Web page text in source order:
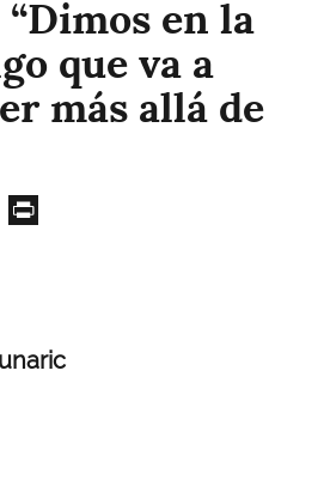
“Dimos en la
que va a
más allá de